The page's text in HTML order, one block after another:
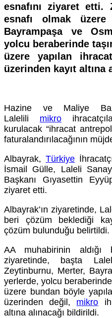
esnafını ziyaret etti.
esnafı olmak üzere
Bayrampaşa ve
yolcu beraberinde
üzere yapılan
üzerinden kayıt altına
Hazine ve Maliye
Lalelili mikro
kurulacak “ihracat
faturalandırılacağının
Albayrak,Türkiye
İsmail Gülle, Laleli
Başkanı Gıyasettin
ziyaret etti.
Albayrak’ın ziyaretinde,
beri çözüm beklediği
çözüm bulunduğu belirtildi.
AA muhabirinin aldığı
ziyaretinde, başta
Zeytinburnu, Merter,
yerlerde, yolcu
üzere bundan böyle
üzerinden değil, mikro
altına alınacağı bildirildi.